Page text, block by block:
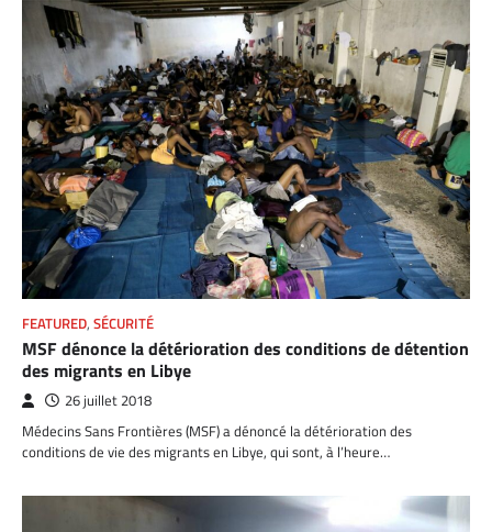
FEATURED, SÉCURITÉ
MSF dénonce la détérioration des conditions de détention
des migrants en Libye
26 juillet 2018
Médecins Sans Frontières (MSF) a dénoncé la détérioration des
conditions de vie des migrants en Libye, qui sont, à l’heure…